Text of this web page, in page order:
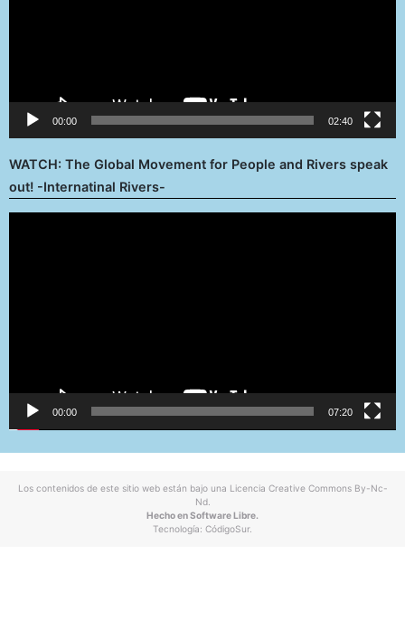
00:00 02:40
WATCH: The Global Movement for People and Rivers speak
out! -Internatinal Rivers-
00:00 07:20
Los contenidos de este sitio web están bajo una Licencia Creative Commons By-Nc-
Nd.
Hecho en Software Libre.
Tecnología: CódigoSur.